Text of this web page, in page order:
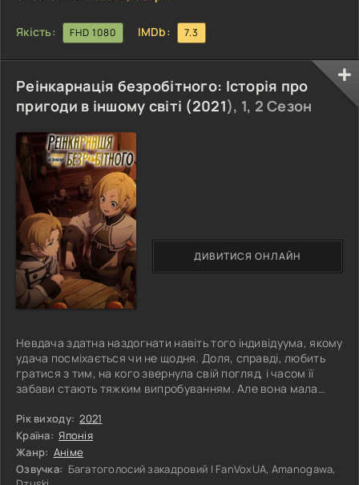
Якість: FHD 1080 IMDb: 7.3
Реінкарнація безробітного: Історія про
пригоди в іншому світі (2021), 1, 2 Сезон
Невдача здатна наздогнати навіть того індивідуума, якому
удача посміхається чи не щодня. Доля, справді, любить
гратися з тим, на кого звернула свій погляд, і часом її
забави стають тяжким випробуванням. Але вона мала
який не працював, а перетворився на отаку, який
настільки звик байдикувати, що повсякденні клопоти
вбачалися йому надмірно обтяжливими. У якийсь момент
хлопець усвідомлює весь жах свого становища і йому
спадає на думку, що слід
Рік виходу: 2021
Країна: Японія
Жанр: Аніме
Озвучка: Багатоголосий закадровий | FanVoxUA, Amanogawa,
ДИВИТИСЯ ОНЛАЙН